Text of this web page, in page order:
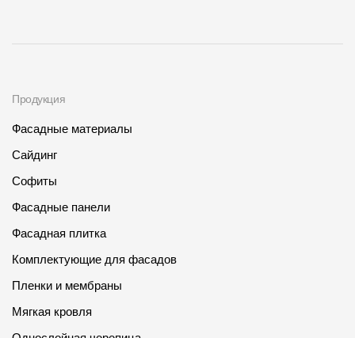
Продукция
Фасадные материалы
Сайдинг
Софиты
Фасадные панели
Фасадная плитка
Комплектующие для фасадов
Пленки и мембраны
Мягкая кровля